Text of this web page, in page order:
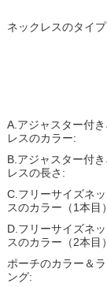
ネックレスのタイ
A.アジャスター付き
レスのカラー:
B.アジャスター付
レスの長さ:
C.フリーサイズネ
スのカラー（1本目
D.フリーサイズネ
スのカラー（2本目
ポーチのカラー＆
ング: